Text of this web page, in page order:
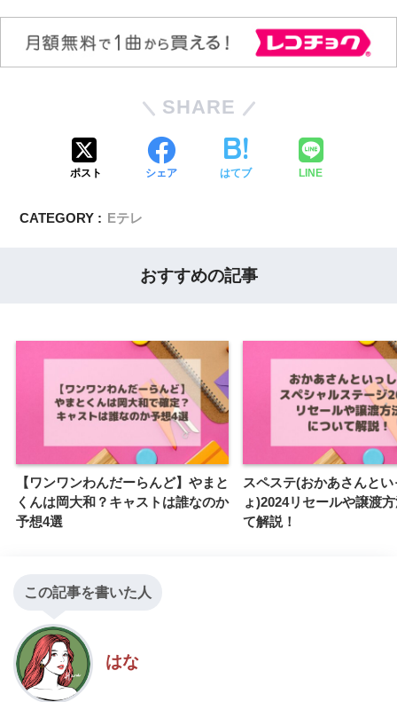
SHARE
ポスト シェア はてブ LINE
CATEGORY : Eテレ
おすすめの記事
【ワンワンわんだーらんど】やまと
くんは岡大和？キャストは誰なのか
予想4選
スペステ(おかあさんとい
ょ)2024リセールや譲渡
て解説！
この記事を書いた人
はな